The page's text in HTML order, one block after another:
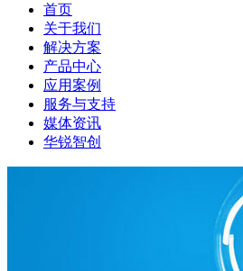
首页
关于我们
解决方案
产品中心
应用案例
服务与支持
媒体资讯
华锐智创